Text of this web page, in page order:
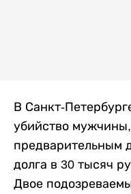
В Санкт-
убийство
предварительным
долга в 30 тысяч
Двое